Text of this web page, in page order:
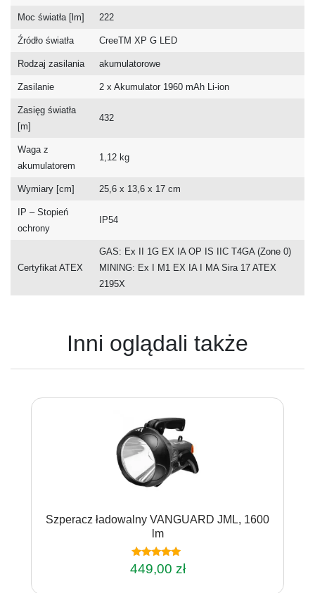
Moc światła [lm] 222
Źródło światła CreeTM XP G LED
Rodzaj zasilania akumulatorowe
Zasilanie 2 x Akumulator 1960 mAh Li-ion
Zasięg światła
[m]
432
Waga z
akumulatorem
1,12 kg
Wymiary [cm] 25,6 x 13,6 x 17 cm
IP – Stopień
ochrony
IP54
Certyfikat ATEX
GAS: Ex II 1G EX IA OP IS IIC T4GA (Zone 0)
MINING: Ex I M1 EX IA I MA Sira 17 ATEX
2195X
Inni oglądali także
Szperacz ładowalny VANGUARD JML, 1600
lm
Oceniono
4.75
449,00 zł